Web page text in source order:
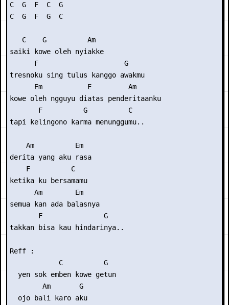
C  G  F  C  G
C  G  F  G  C
   C    G          Am
saiki kowe oleh nyiakke
      F                     G
tresnoku sing tulus kanggo awakmu
      Em           E         Am
kowe oleh ngguyu diatas penderitaanku
       F          G          C
tapi kelingono karma menunggumu..
    Am          Em
derita yang aku rasa
    F          C
ketika ku bersamamu
      Am        Em
semua kan ada balasnya
       F               G
takkan bisa kau hindarinya..
Reff :
            C          G
  yen sok emben kowe getun
        Am       G
  ojo bali karo aku